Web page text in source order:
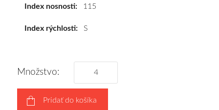
a
tomu
disky
podľa
Index nosnosti: 115
Index rýchlosti: S
Množstvo:
Pridať do košíka